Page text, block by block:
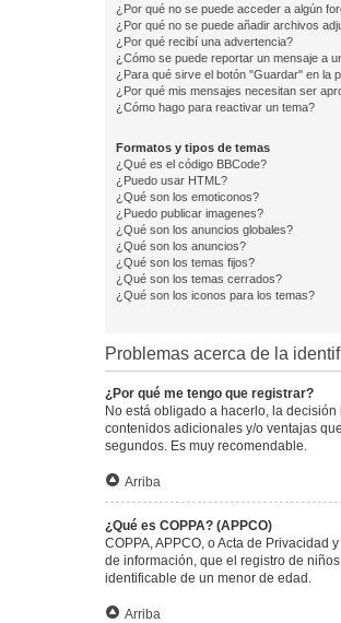
¿Por qué no se puede acceder a algún
¿Por qué no se puede añadir archivos
¿Por qué recibí una advertencia?
¿Cómo se puede reportar un mensaje a
¿Para qué sirve el botón "Guardar" en la
¿Por qué mis mensajes necesitan ser
¿Cómo hago para reactivar un tema?
Formatos y tipos de temas
¿Qué es el código BBCode?
¿Puedo usar HTML?
¿Qué son los emoticonos?
¿Puedo publicar imagenes?
¿Qué son los anuncios globales?
¿Qué son los anuncios?
¿Qué son los temas fijos?
¿Qué son los temas cerrados?
¿Qué son los iconos para los temas?
Problemas acerca de la
¿Por qué me tengo que registrar?
No está obligado a hacerlo, la
contenidos adicionales y/o ventajas
segundos. Es muy recomendable.
Arriba
¿Qué es COPPA? (APPCO)
COPPA, APPCO, o Acta de
de información, que el registro de
identificable de un menor de edad.
Arriba